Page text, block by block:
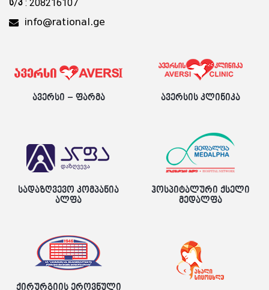
ს/კ : 208216107
info@rational.ge
ავერსი – ფარმა ავერსის კლინიკა
სადაზღვევო კომპანია
ალფა
ჰოსპიტალური ქსელი
მედალფა
ქირურგიის ეროვნული